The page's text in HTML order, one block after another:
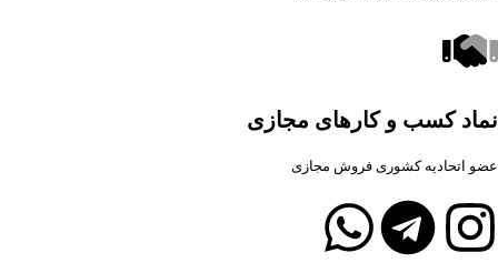
نماد کسب و کارهای مجازی
عضو اتحادیه کشوری فروش مجازی